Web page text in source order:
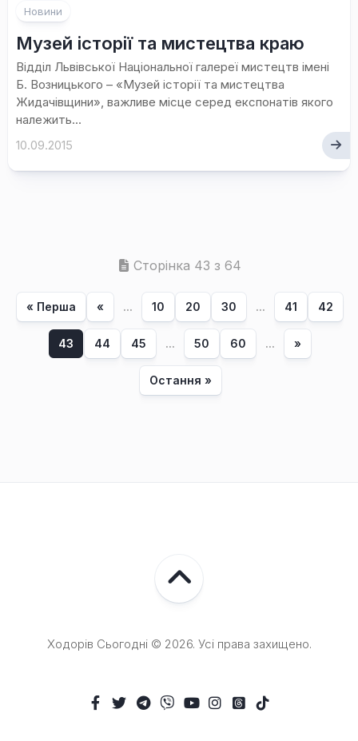
Новини
Музей історії та мистецтва краю
Відділ Львівської Національної галереї мистецтв імені
Б. Возницького – «Музей історії та мистецтва
Жидачівщини», важливе місце серед експонатів якого
належить...
10.09.2015
Сторінка 43 з 64
« Перша « ... 10 20 30 ... 41 42
43 44 45 ... 50 60 ... »
Остання »
Ходорів Сьогодні © 2026. Усі права захищено.